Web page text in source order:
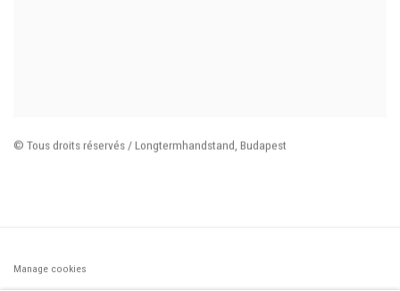
© Tous droits réservés / Longtermhandstand Budapest
Manage cookies